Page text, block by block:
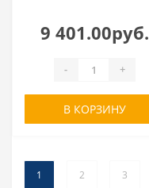
9 401.00руб.
- +
В КОРЗИНУ
1 2 3